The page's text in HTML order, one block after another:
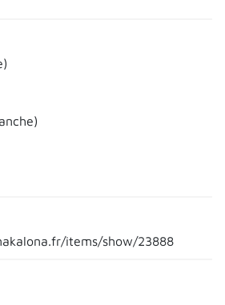
items/show/23888